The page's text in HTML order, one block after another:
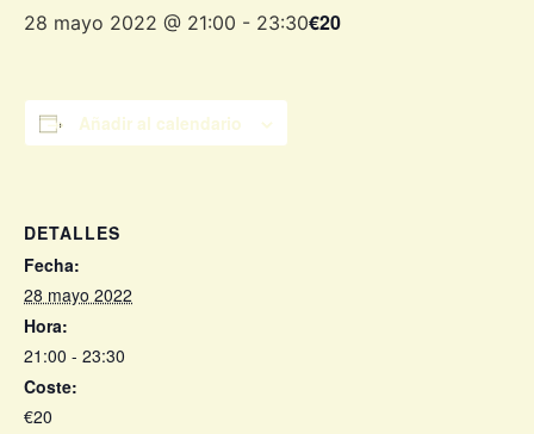
28 mayo 2022 @ 21:00 - 23:30€20
Añadir al calendario
DETALLES
Fecha:
28 mayo 2022
Hora:
21:00 - 23:30
Coste:
€20